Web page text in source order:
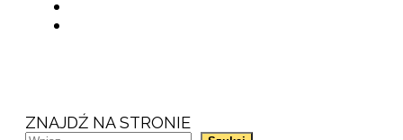
ZNAJDŹ NA STRONIE